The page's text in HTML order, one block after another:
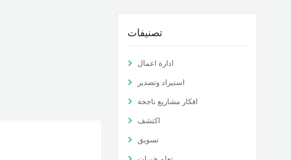
تصنيفات
ادارة اعمال
استيراد وتصدير
افكار مشاريع ناجحة
اكتشف
تسويق